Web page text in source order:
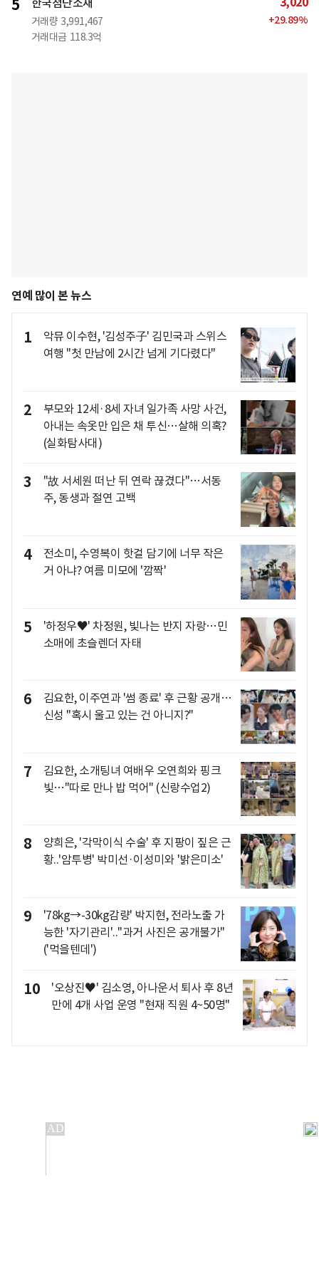
5 한국첨단소재
거래량 3,991,467
거래대금 118.3억
+29.89%
연예 많이 본 뉴스
1
악뮤 이수현, '김성주子' 김민국과 스위스
여행 "첫 만남에 2시간 넘게 기다렸다"
2
부모와 12세·8세 자녀 일가족 사망 사건,
아내는 속옷만 입은 채 투신…살해 의혹?
(실화탐사대)
3
"故 서세원 떠난 뒤 연락 끊겼다"…서동
주, 동생과 절연 고백
4
전소미, 수영복이 핫걸 담기에 너무 작은
거 아냐? 여름 미모에 '깜짝'
5
'하정우♥' 차정원, 빛나는 반지 자랑…민
소매에 초슬렌더 자태
6
김요한, 이주연과 '썸 종료' 후 근황 공개…
신성 "혹시 울고 있는 건 아니지?"
7
김요한, 소개팅녀 여배우 오연희와 핑크
빛…"따로 만나 밥 먹어" (신랑수업2)
8
양희은, '각막이식 수술' 후 지팡이 짚은 근
황..'암투병' 박미선·이성미와 '밝은미소'
9
'78kg→-30kg감량' 박지현, 전라노출 가
능한 '자기관리'.."과거 사진은 공개불가"
('먹을텐데')
10
'오상진♥' 김소영, 아나운서 퇴사 후 8년
만에 4개 사업 운영 "현재 직원 4~50명"